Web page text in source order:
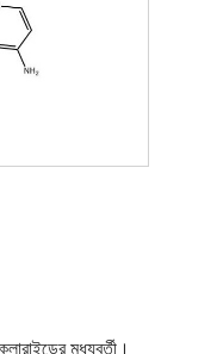
মধ্যবর্তী।